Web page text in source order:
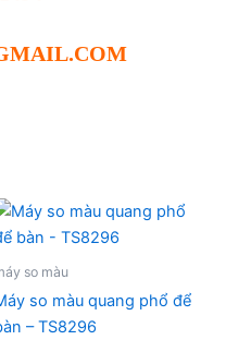
so màu
so màu quang phổ để
– TS8296